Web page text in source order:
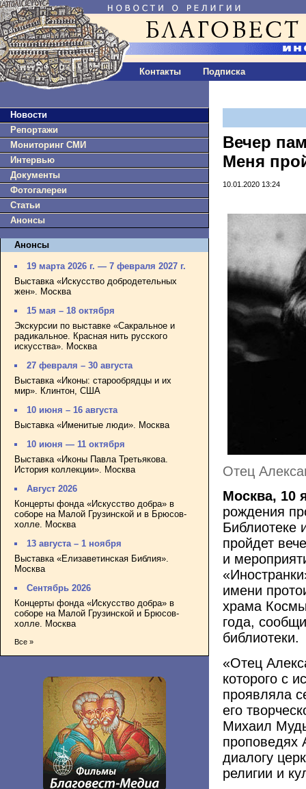
Контакты Подписка
Новости
Репортажи
Мониторинг СМИ
Интервью
Документы
Фотогалереи
Статьи
Анонсы
Анонсы
19 марта 2026 г. — 7 февраля 2027 г.
Выставка «Искусство добродетельных
жен». Москва
15 мая – 18 октября
Экскурсии по выставке «Сакральное и
радикальное. Красная нить русского
искусства». Москва
27 февраля – 30 августа
Выставка «Иконы: старообрядцы и их
мир». Клинтон, США
10 июня – 16 августа
Выставка «Именитые люди». Москва
10 июня — 11 октября
Выставка «Иконы Павла Третьякова.
История коллекции». Москва
Август 2026
Концерты фонда «Искусство добра» в
соборе на Малой Грузинской и в Брюсов-
холле. Москва
13 августа – 1 ноября
Выставка «Елизаветинская Библия».
Москва
Сентябрь 2026
Концерты фонда «Искусство добра» в
соборе на Малой Грузинской и Брюсов-
холле. Москва
Все »
Вечер
Меня
10.01.2020 13:24
Отец
Москва, 10
рождения
Библиотеке
пройдет
и
имени
храма
года,
библиотеки.
«Отец
которого с
проявляла
его
Михаил
проповедях
диалогу
религии и